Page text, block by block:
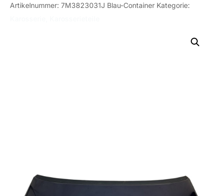
Artikelnummer: 7M3823031J Blau-Container Kategorie: